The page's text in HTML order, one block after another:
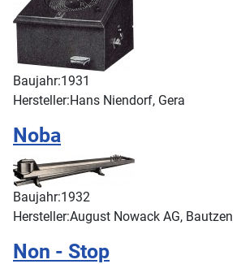
Baujahr:1931
Hersteller:Hans Niendorf, Gera
Noba
Baujahr:1932
Hersteller:August Nowack AG, Bautzen
Non - Stop